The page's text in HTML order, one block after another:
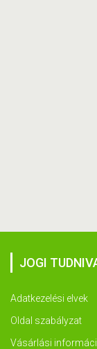
JOGI
Adatkezelési elvek
Oldal szabályzat
Vásárlási